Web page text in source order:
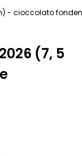
- cioccolato
(7, 5